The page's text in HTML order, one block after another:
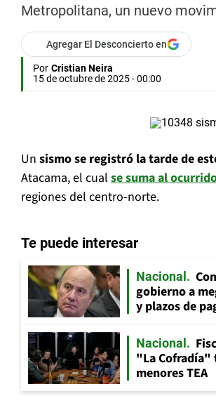
Metropolitana, un nuevo
Agregar El Desconcierto en
Por Cristian Neira
15 de octubre de 2025 - 00:00
Un sismo se registró la tarde de
Atacama, el cual se suma al
regiones del centro-norte.
Te puede interesar
Nacional
gobierno a
y plazos de
Nacional
"La Cofradía"
menores TEA